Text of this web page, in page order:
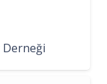
Derneği